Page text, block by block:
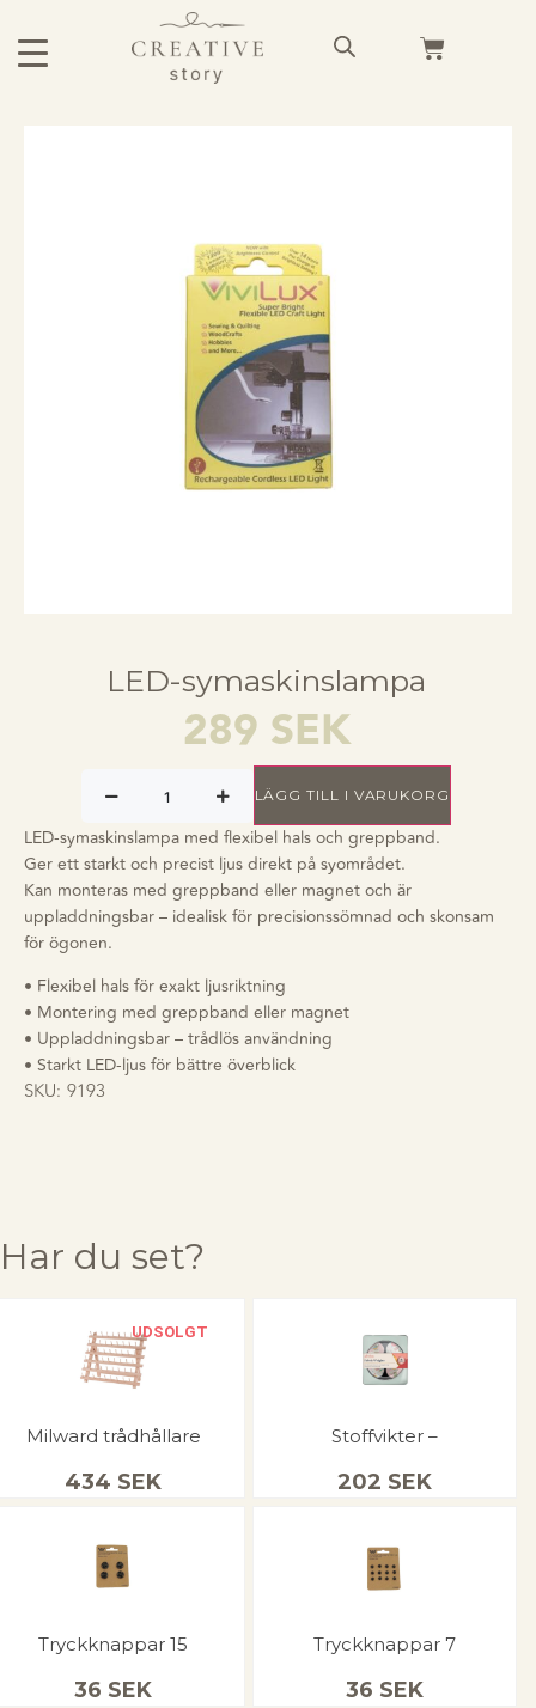
LED-symaskinslampa
289 SEK
LÄGG TILL I VARUKORG
LED-symaskinslampa med flexibel hals och greppband.
Ger ett starkt och precist ljus direkt på syområdet.
Kan monteras med greppband eller magnet och är
uppladdningsbar – idealisk för precisionssömnad och skonsam
för ögonen.
• Flexibel hals för exakt ljusriktning
• Montering med greppband eller magnet
• Uppladdningsbar – trådlös användning
• Starkt LED-ljus för bättre överblick
SKU: 9193
Har du set?
UDSOLGT
Milward trådhållare
434 SEK
Stoffvikter –
202 SEK
Tryckknappar 15
36 SEK
Tryckknappar 7
36 SEK